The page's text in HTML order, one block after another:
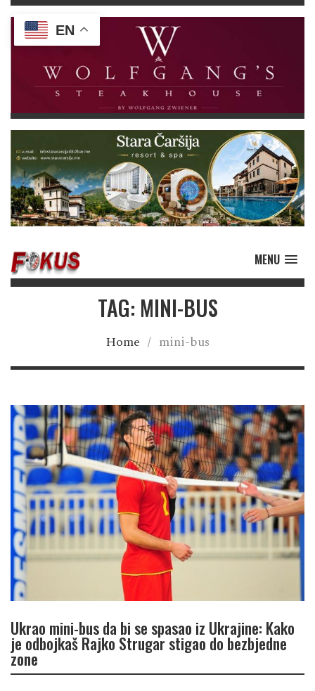
MENU
TAG: MINI-BUS
Home / mini-bus
Ukrao mini-bus da bi se spasao iz Ukrajine: Kako
je odbojkaš Rajko Strugar stigao do bezbjedne
zone
EN